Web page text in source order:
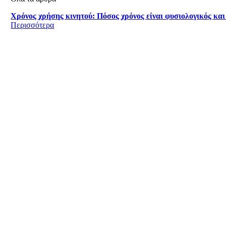
Χρόνος χρήσης κινητού: Πόσος χρόνος είναι φυσιολογικός
Περισσότερα